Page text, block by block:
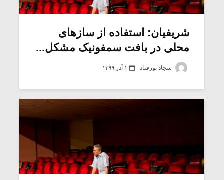
شریفیان: استفاده از سازهای
محلی در بافت سمفونیک مشکل...
سجاد پورقناد ۱ آذر ۱۳۹۹